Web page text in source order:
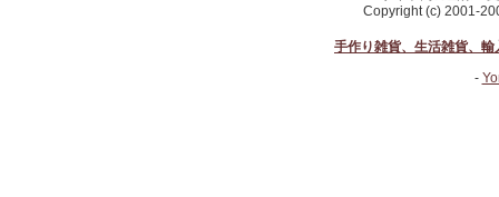
Copyright (c) 2001-
手作り雑貨、生活雑貨、
-